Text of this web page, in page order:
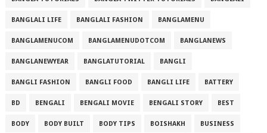
BANGLALI LIFE BANGLALI FASHION BANGLAMENU
BANGLAMENUCOM BANGLAMENUDOTCOM BANGLANEWS
BANGLANEWYEAR BANGLATUTORIAL BANGLI
BANGLI FASHION BANGLI FOOD BANGLI LIFE BATTERY
BD BENGALI BENGALI MOVIE BENGALI STORY BEST
BODY BODY BUILT BODY TIPS BOISHAKH BUSINESS